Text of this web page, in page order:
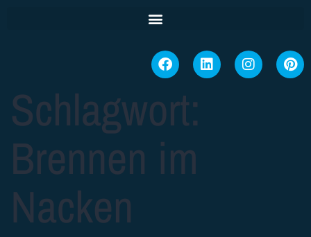
Schlagwort:
Brennen im
Nacken